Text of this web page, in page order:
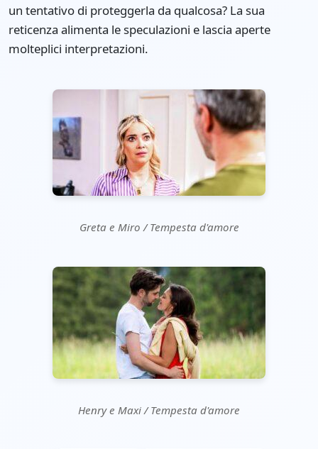
un tentativo di proteggerla da qualcosa? La sua
reticenza alimenta le speculazioni e lascia aperte
molteplici interpretazioni.
Greta e Miro / Tempesta d'amore
Henry e Maxi / Tempesta d'amore